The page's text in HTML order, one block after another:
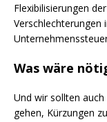
Flexibilisierungen
Verschlechterungen
Was wäre
Und wir sollten
gehen, Kürzungen